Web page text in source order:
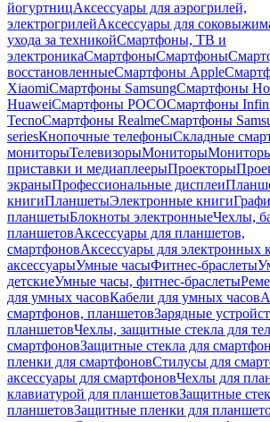
йогуртницАксессуары для аэрогрилей,
электрогрилейАксессуары для
ухода за техникойСмартфоны, ТВ и
электроникаСмартфоныСмартфоны
восстановленныеСмартфоны Apple
XiaomiСмартфоны SamsungСмартфоны
HuaweiСмартфоны POCOСмартфоны
TecnoСмартфоны RealmeСмартфоны
seriesКнопочные телефоныСкладные
мониторыТелевизорыМониторы
приставки и медиаплеерыПроекторы
экраныПрофессиональные дисплеи
книгиПланшетыЭлектронные книги
планшетыБлокноты электронныеЧехлы,
планшетовАксессуары для планшетов,
смартфоновАксессуары для электронных
аксессуарыУмные часыФитнес-браслеты
детскиеУмные часы, фитнес-браслеты
для умных часовКабели для умных часов
смартфонов, планшетовЗарядные
планшетовЧехлы, защитные стекла для
смартфоновЗащитные стекла для
пленки для смартфоновСтилусы для
аксессуары для смартфоновЧехлы для
клавиатурой для планшетовЗащитные
планшетовЗащитные пленки для